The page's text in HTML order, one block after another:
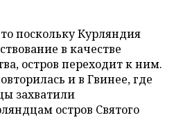
поскольку Курляндия
в качестве
остров переходит к ним.
и в Гвинее, где
захватили
остров Святого